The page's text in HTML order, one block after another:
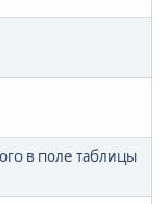
в поле таблицы